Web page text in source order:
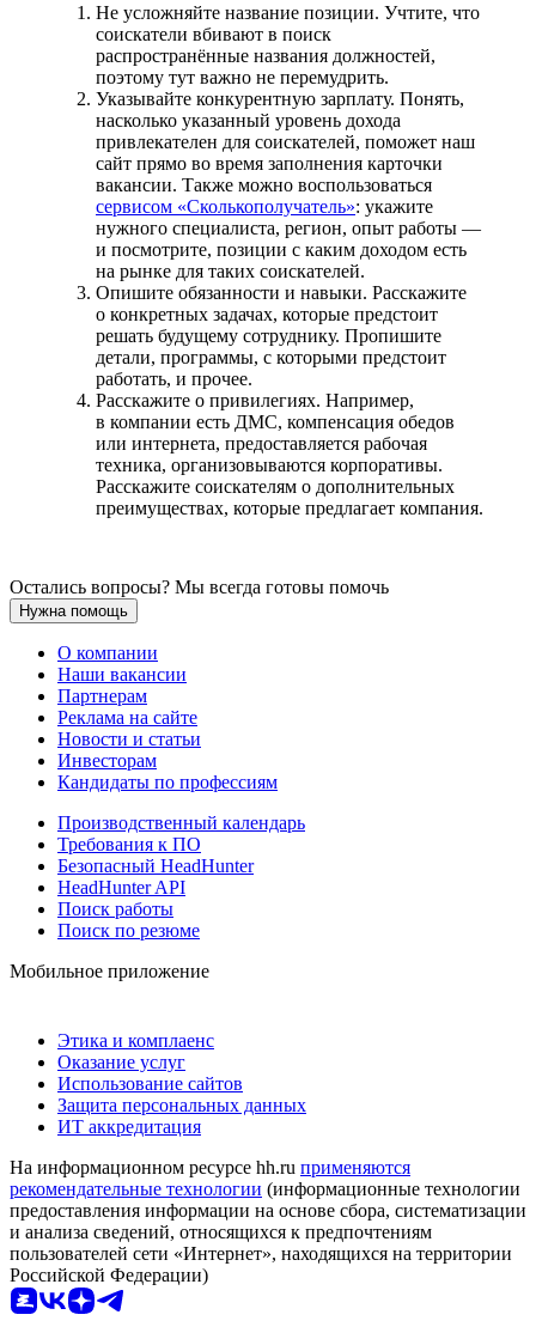
Не усложняйте название позиции. Учтите, что
соискатели вбивают в поиск
распространённые названия должностей,
поэтому тут важно не перемудрить.
Указывайте конкурентную зарплату. Понять,
насколько указанный уровень дохода
привлекателен для соискателей, поможет наш
сайт прямо во время заполнения карточки
вакансии. Также можно воспользоваться
сервисом «Сколькополучатель»: укажите
нужного специалиста, регион, опыт работы —
и посмотрите, позиции с каким доходом есть
на рынке для таких соискателей.
Опишите обязанности и навыки. Расскажите
о конкретных задачах, которые предстоит
решать будущему сотруднику. Пропишите
детали, программы, с которыми предстоит
работать, и прочее.
Расскажите о привилегиях. Например,
в компании есть ДМС, компенсация обедов
или интернета, предоставляется рабочая
техника, организовываются корпоративы.
Расскажите соискателям о дополнительных
преимуществах, которые предлагает компания.
Остались вопросы? Мы всегда готовы помочь
Нужна помощь
О компании
Наши вакансии
Партнерам
Реклама на сайте
Новости и статьи
Инвесторам
Кандидаты по профессиям
Производственный календарь
Требования к ПО
Безопасный HeadHunter
HeadHunter API
Поиск работы
Поиск по резюме
Мобильное приложение
Этика и комплаенс
Оказание услуг
Использование сайтов
Защита персональных данных
ИТ аккредитация
На информационном ресурсе hh.ru применяются
рекомендательные технологии (информационные технологии
предоставления информации на основе сбора, систематизации
и анализа сведений, относящихся к предпочтениям
пользователей сети «Интернет», находящихся на территории
Российской Федерации)